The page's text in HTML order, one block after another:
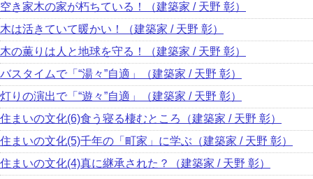
空き家木の家が朽ちている！（建築家 / 天野 彰）
木は活きていて暖かい！（建築家 / 天野 彰）
木の薫りは人と地球を守る！（建築家 / 天野 彰）
バスタイムで「“湯々”自適」（建築家 / 天野 彰）
灯りの演出で「“遊々”自適」（建築家 / 天野 彰）
住まいの文化(6)食う寝る棲むところ（建築家 / 天野 彰）
住まいの文化(5)千年の「町家」に学ぶ（建築家 / 天野 彰）
住まいの文化(4)真に継承された？（建築家 / 天野 彰）